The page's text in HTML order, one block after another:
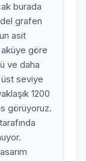
burada
grafen
asit
göre
ve daha
üst seviye
1200
görüyoruz.